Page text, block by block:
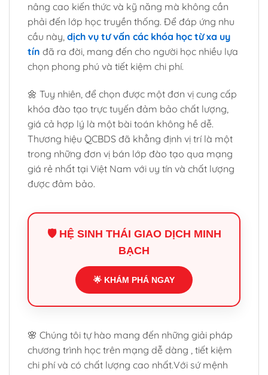
nâng cao kiến thức và kỹ năng mà không cần
phải đến lớp học truyền thống. Để đáp ứng nhu
cầu này, dịch vụ tư vấn các khóa học từ xa uy
tín đã ra đời, mang đến cho người học nhiều lựa
chọn phong phú và tiết kiệm chi phí.
🌼 Tuy nhiên, để chọn được một đơn vị cung cấp
khóa đào tạo trực tuyến đảm bảo chất lượng,
giá cả hợp lý là một bài toán không hề dễ.
Thương hiệu QCBDS đã khẳng định vị trí là một
trong những đơn vị bán lớp đào tạo qua mạng
giá rẻ nhất tại Việt Nam với uy tín và chất lượng
được đảm bảo.
🛡️ HỆ SINH THÁI GIAO DỊCH MINH
BẠCH
🌟 KHÁM PHÁ NGAY
🌸 Chúng tôi tự hào mang đến những giải pháp
chương trình học trên mạng dễ dàng , tiết kiệm
chi phí và có chất lượng cao nhất.Với sứ mệnh